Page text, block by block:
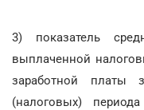
3) показатель
выплаченной
заработной платы
(налоговых)